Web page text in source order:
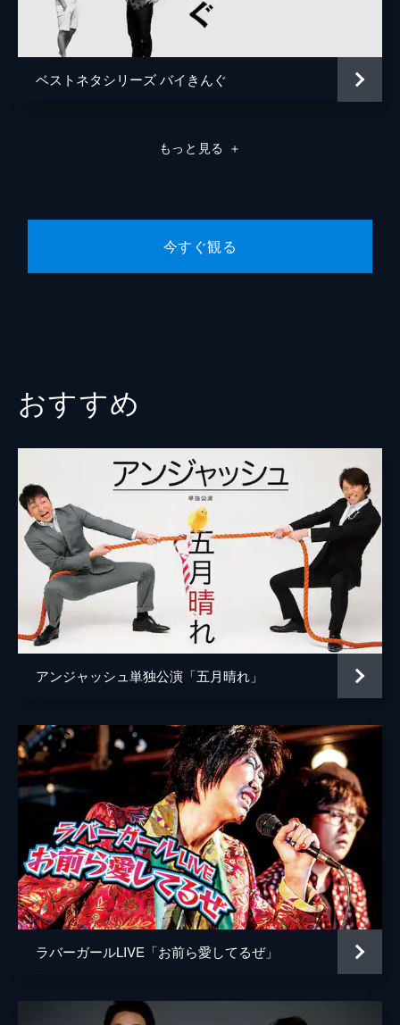
ベストネタシリーズ バイきんぐ
もっと見る ＋
今すぐ観る
おすすめ
アンジャッシュ単独公演「五月晴れ」
ラバーガールLIVE「お前ら愛してるぜ」